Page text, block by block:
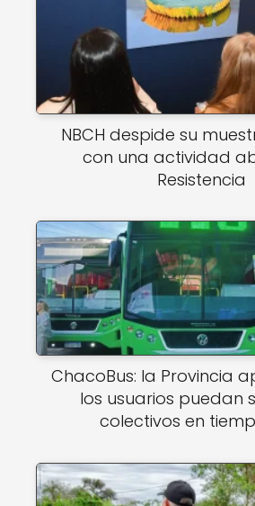
NBCH despide su
con una actividad
Resistencia
ChacoBus: la Provincia
los usuarios puedan
colectivos en